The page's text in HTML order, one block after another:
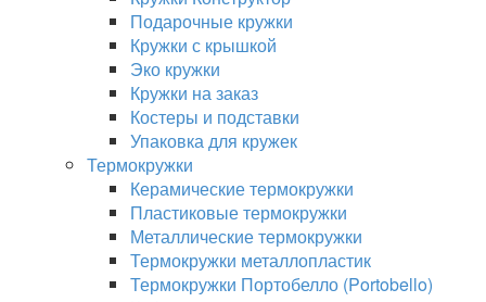
Подарочные кружки
Кружки с крышкой
Эко кружки
Кружки на заказ
Костеры и подставки
Упаковка для кружек
Термокружки
Керамические термокружки
Пластиковые термокружки
Металлические термокружки
Термокружки металлопластик
Термокружки Портобелло (Portobello)